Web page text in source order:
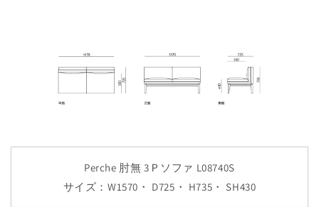
Perche 肘無 3Ｐソファ L08740S
サイズ：W1570・ D725・ H735・ SH430